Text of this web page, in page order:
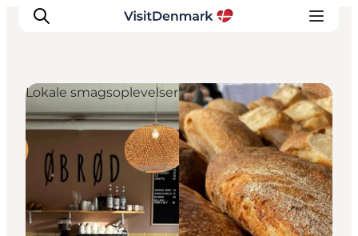
Inspiration
Destinationer
Oplevelser
Overnatning
Planlæg ferien
Lokale smagsoplevelser